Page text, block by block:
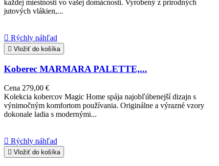
každej miestnosti vo vašej domácnosti. Vyrobený z prírodných
jutových vlákien,...
 Rýchly náhľad
 Vložiť do košíka
Koberec MARMARA PALETTE,...
Cena 279,00 €
Kolekcia kobercov Magic Home spája najobľúbenejší dizajn s
výnimočným komfortom používania. Originálne a výrazné vzory
dokonale ladia s modernými...
 Rýchly náhľad
 Vložiť do košíka